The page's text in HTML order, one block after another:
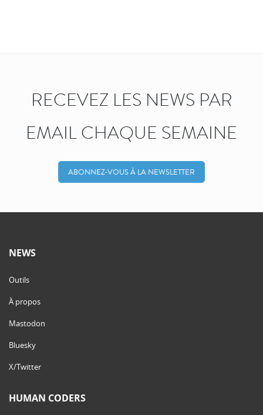
RECEVEZ LES NEWS PAR
EMAIL CHAQUE SEMAINE
ABONNEZ-VOUS À LA NEWSLETTER
NEWS
Outils
À propos
Mastodon
Bluesky
X/Twitter
HUMAN CODERS